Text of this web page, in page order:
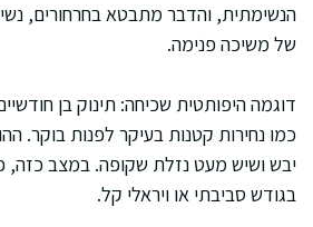
הנשימתית, והדבר מתבטא בחרחורים,
של משיכה פנימה.
דוגמה היפותטית שכיחה: תינוק בן
כמו נחירות קטנות בעיקר לפנות בוקר.
יבש ושיש מעט נזלת שקופה. במצב כזה,
בגודש סביבתי או ויראלי קל.